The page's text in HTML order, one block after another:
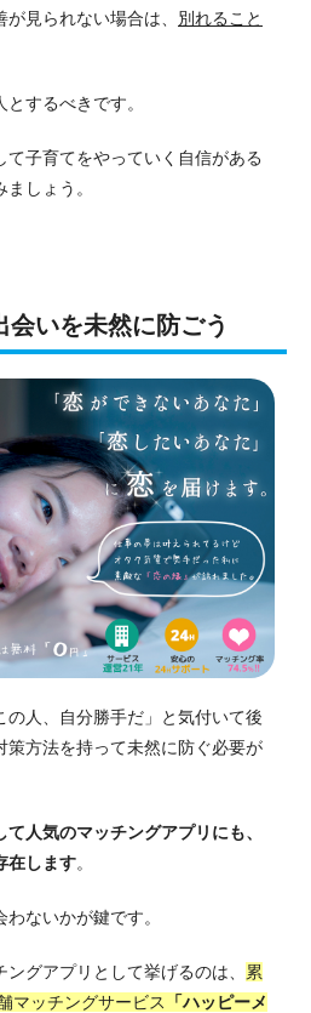
見られない場合は、 別れること
するべきです。
て子育てをやっていく自信がある
しょう。
会いを未然に防ごう
の人、自分勝手だ」と気付いて後
策方法を持って未然に防ぐ必要が
人気のマッチングアプリにも、
在します。
ないかが鍵です。
グアプリとして挙げるのは、
累
マッチングサービス
「ハッピーメ